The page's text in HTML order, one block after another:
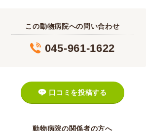
この動物病院への問い合わせ
045-961-1622
口コミを投稿する
動物病院の関係者の方へ